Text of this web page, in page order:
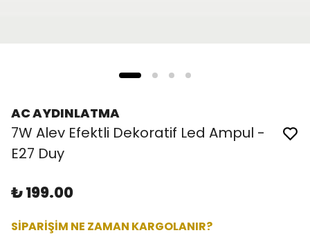
AC AYDINLATMA
7W Alev Efektli Dekoratif Led Ampul -
E27 Duy
₺ 199.00
SİPARİŞİM NE ZAMAN KARGOLANIR?